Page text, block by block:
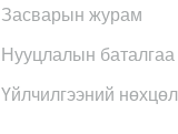
Засварын журам
Нууцлалын баталгаа
Үйлчилгээний нөхцөл